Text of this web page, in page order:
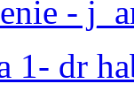
-
1- dr